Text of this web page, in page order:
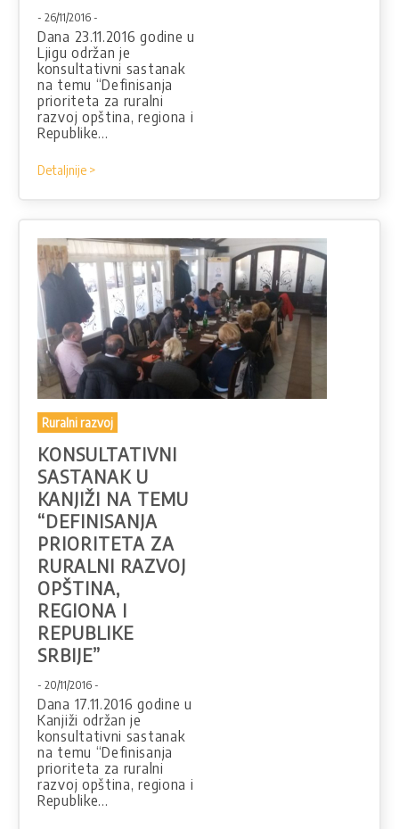
- 26/11/2016 -
Dana 23.11.2016 godine u
Ljigu održan je
konsultativni sastanak
na temu “Definisanja
prioriteta za ruralni
razvoj opština, regiona i
Republike…
Detaljnije >
Ruralni razvoj
KONSULTATIVNI
SASTANAK U
KANJIŽI NA TEMU
“DEFINISANJA
PRIORITETA ZA
RURALNI RAZVOJ
OPŠTINA,
REGIONA I
REPUBLIKE
SRBIJE”
- 20/11/2016 -
Dana 17.11.2016 godine u
Kanjiži održan je
konsultativni sastanak
na temu “Definisanja
prioriteta za ruralni
razvoj opština, regiona i
Republike…